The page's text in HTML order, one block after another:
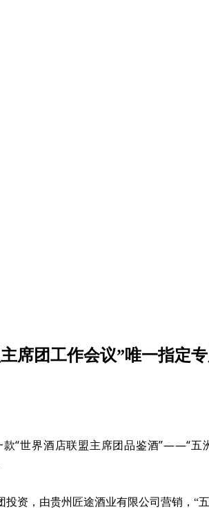
席团工作会议”唯一指定
款“世界酒店联盟主席团品鉴酒”——“五
资，由贵州匠途酒业有限公司营销，“